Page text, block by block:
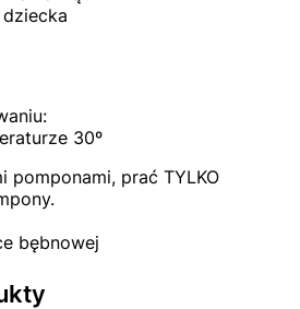
30º
prać TYLKO
bębnowej